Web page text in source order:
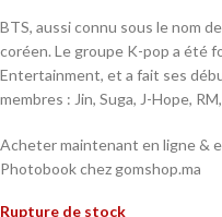
BTS, aussi connu sous le nom
coréen. Le groupe K-pop a été
Entertainment, et a fait ses
membres : Jin, Suga, J-Hope,
Acheter maintenant en ligne &
Photobook chez gomshop.ma
Rupture de stock